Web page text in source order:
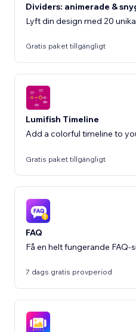
Dividers: animerade &
Lyft din design med 20
Gratis paket tillgängligt
Lumifish Timeline
Add a colorful timeline to
Gratis paket tillgängligt
FAQ
Få en helt fungerande
7 dags gratis provperiod